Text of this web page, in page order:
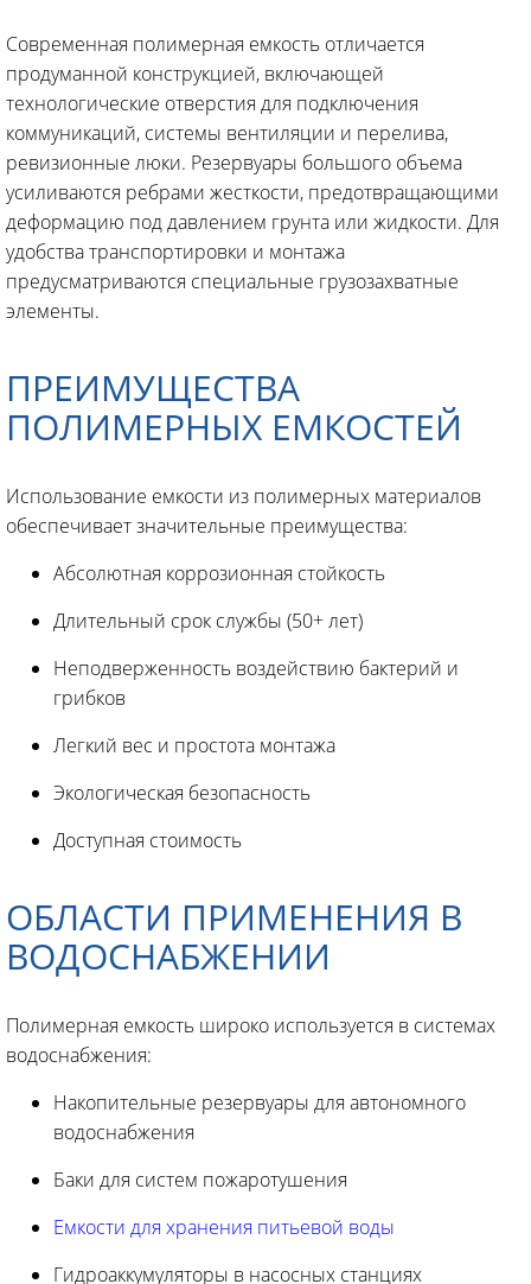
Современная полимерная емкость отличается
продуманной конструкцией, включающей
технологические отверстия для подключения
коммуникаций, системы вентиляции и перелива,
ревизионные люки. Резервуары большого объема
усиливаются ребрами жесткости, предотвращающими
деформацию под давлением грунта или жидкости. Для
удобства транспортировки и монтажа
предусматриваются специальные грузозахватные
элементы.
ПРЕИМУЩЕСТВА
ПОЛИМЕРНЫХ ЕМКОСТЕЙ
Использование емкости из полимерных материалов
обеспечивает значительные преимущества:
Абсолютная коррозионная стойкость
Длительный срок службы (50+ лет)
Неподверженность воздействию бактерий и
грибков
Легкий вес и простота монтажа
Экологическая безопасность
Доступная стоимость
ОБЛАСТИ ПРИМЕНЕНИЯ В
ВОДОСНАБЖЕНИИ
Полимерная емкость широко используется в системах
водоснабжения:
Накопительные резервуары для автономного
водоснабжения
Баки для систем пожаротушения
Емкости для хранения питьевой воды
Гидроаккумуляторы в насосных станциях